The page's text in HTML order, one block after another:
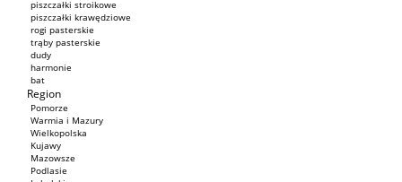
piszczałki stroikowe
piszczałki krawędziowe
rogi pasterskie
trąby pasterskie
dudy
harmonie
bat
Region
Pomorze
Warmia i Mazury
Wielkopolska
Kujawy
Mazowsze
Podlasie